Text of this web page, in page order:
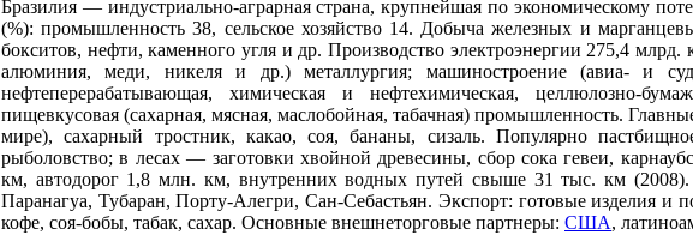
Бразилия — индустриально-аграрная страна, крупнейшая по экономическому
(%): промышленность 38, сельское хозяйство 14. Добыча железных и
бокситов, нефти, каменного угля и др. Производство электроэнергии 275,4
алюминия, меди, никеля и др.) металлургия; машиностроение (авиа- и
нефтеперерабатывающая, химическая и нефтехимическая, целлюлозно-
пищевкусовая (сахарная, мясная, маслобойная, табачная) промышленность.
мире), сахарный тростник, какао, соя, бананы, сизаль. Популярно
рыболовство; в лесах — заготовки хвойной древесины, сбор сока гевеи,
км, автодорог 1,8 млн. км, внутренних водных путей свыше 31 тыс. км
Паранагуа, Тубаран, Порту-Алегри, Сан-Себастьян. Экспорт: готовые изделия и
кофе, соя-бобы, табак, сахар. Основные внешнеторговые партнеры: США,